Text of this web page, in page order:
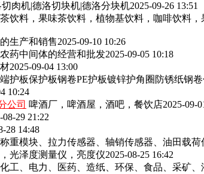
肉机|德洛切块机|德洛分块机2025-09-26 13:51
饮料，果味茶饮料，植物基饮料，咖啡饮料
生产和销售2025-09-10 10:26
药中间体的经营和批发2025-09-05 10:18
2025-09-04 13:00
护板保护板钢卷PE护板镀锌护角圈防锈纸钢
10:24
公司 啤酒厂，啤酒屋，酒吧，餐饮店2025-09-
08-29 21:22
28 14:48
重模块、拉力传感器、轴销传感器、油田载
光泽度测量仪，亮度仪2025-08-25 16:42
工、电力、医药、造纸、环保、食品、采矿